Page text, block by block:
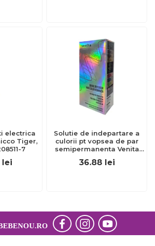
electrica
Tiger,
7
lei
Solutie de indepartare a
culorii pt vopsea de par
semipermanenta Venita
Hair Color Remover, 115ml
15 ml
36.88 lei